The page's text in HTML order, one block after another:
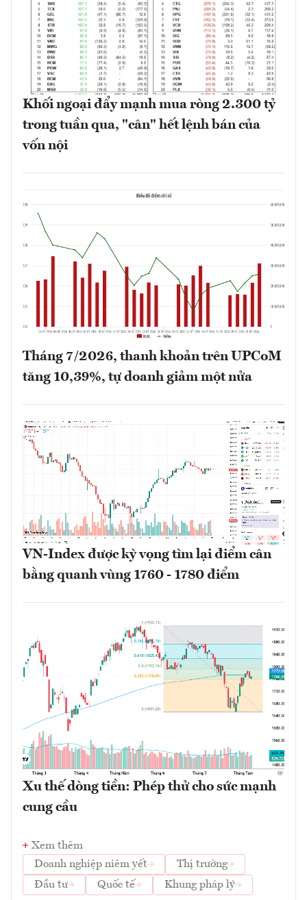
Khối ngoại đẩy mạnh mua ròng 2.300 tỷ
trong tuần qua, "cân" hết lệnh bán của
vốn nội
Tháng 7/2026, thanh khoản trên UPCoM
tăng 10,39%, tự doanh giảm một nửa
VN-Index được kỳ vọng tìm lại điểm cân
bằng quanh vùng 1760 - 1780 điểm
Xu thế dòng tiền: Phép thử cho sức mạnh
cung cầu
Xem thêm
Doanh nghiệp niêm yết
Thị trường
Đầu tư
Quốc tế Khung pháp lý